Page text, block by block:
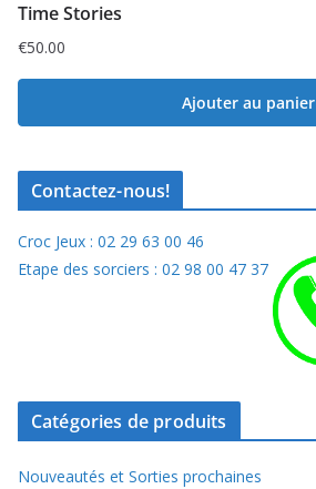
Time Stories
€50.00
Ajouter au panier
Contactez-nous!
Croc Jeux : 02 29 63 00 46
Etape des sorciers : 02 98 00 47 37
Catégories de produits
Nouveautés et Sorties prochaines